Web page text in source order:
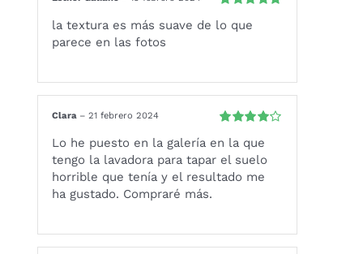
con5de 5
la textura es más suave de lo que
parece en las fotos
con4de 5
Clara – 21 febrero 2024
Lo he puesto en la galería en la que
tengo la lavadora para tapar el suelo
horrible que tenía y el resultado me
ha gustado. Compraré más.